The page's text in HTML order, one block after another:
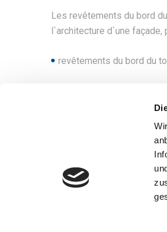
Les revêtements du bord
l`architecture d`une
revêtements du bord du